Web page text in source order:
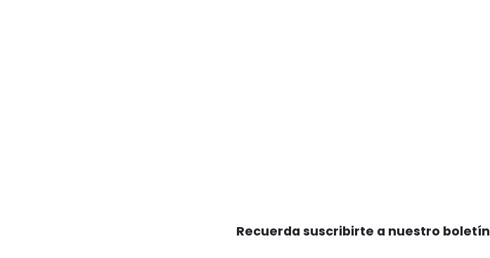
Recuerda suscribirte a nuestro boletín